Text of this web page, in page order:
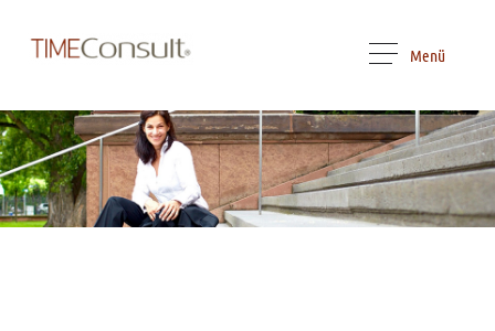
Menü